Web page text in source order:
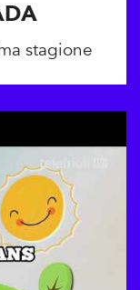
stagione